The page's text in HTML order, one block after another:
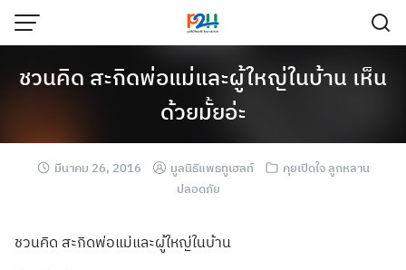
ชวนคิด สะกิดพ่อแม่และผู้ใหญ่ในบ้าน เห็น
ด้วยมั้ยอ่ะ
มีนาคม 26, 2016 มูลนิธิแพธทูเฮลท์
คุยเปิดใจ ลูกหลาน
ปลอดภัย
ชวนคิด สะกิดพ่อแม่และผู้ใหญ่ในบ้าน